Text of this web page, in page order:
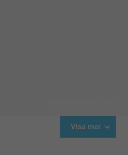
Visa mer